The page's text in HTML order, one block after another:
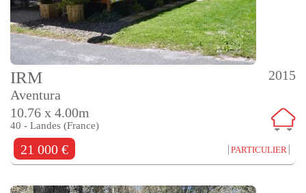
2015
IRM
Aventura
10.76 x 4.00m
40 - Landes (France)
21 000 € PARTICULIER